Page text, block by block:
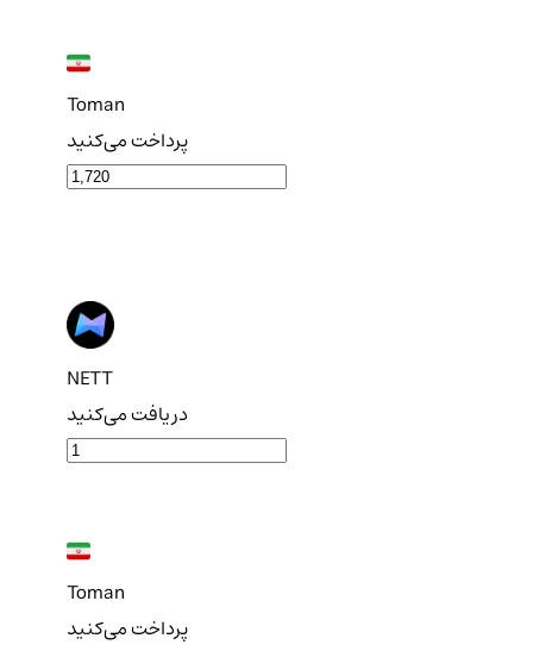
Toman
پرداخت می‌کنید
NETT
دریافت می‌کنید
Toman
پرداخت می‌کنید